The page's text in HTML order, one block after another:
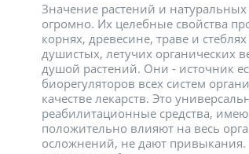
Значение растений и
огромно. Их целебные свойства
корнях, древесине, траве и
душистых, летучих органических
душой растений. Они - источник
биорегуляторов всех систем
качестве лекарств. Это
реабилитационные средства,
положительно влияют на весь
осложнений, не дают